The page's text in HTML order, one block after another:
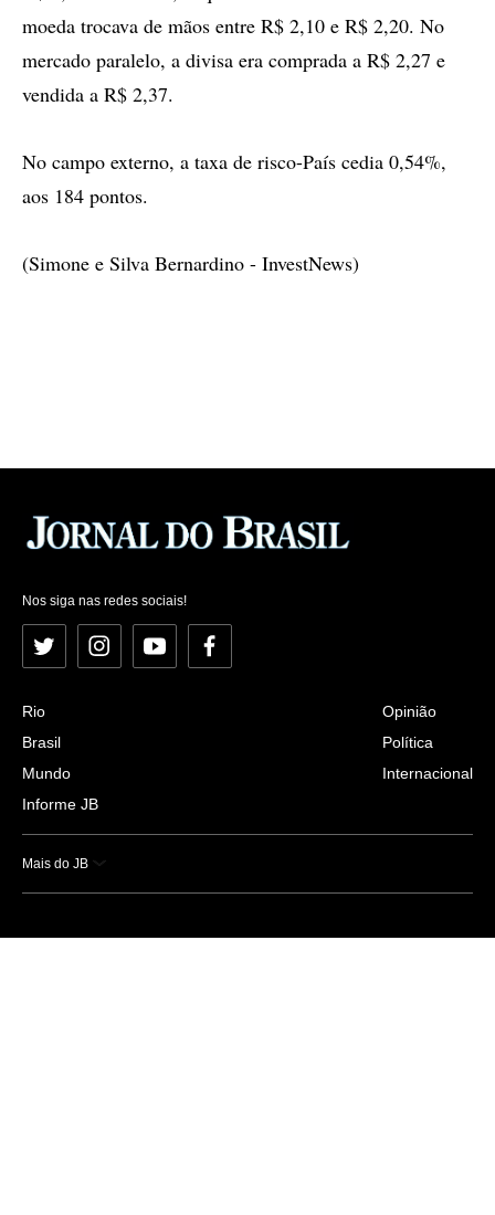
moeda trocava de mãos entre R$ 2,10 e R$ 2,20. No
mercado paralelo, a divisa era comprada a R$ 2,27 e
vendida a R$ 2,37.
No campo externo, a taxa de risco-País cedia 0,54%,
aos 184 pontos.
(Simone e Silva Bernardino - InvestNews)
Nos siga nas redes sociais!
Twitter InstagramYouTubeFacebook
Rio
Brasil
Mundo
Informe JB
Opinião
Política
Internacional
Mais do JB
Esportes